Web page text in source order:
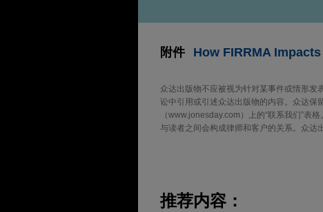
附件 How FIRRMA
众达出版物不应被视为针对某事件或情形发
讼中引用或引述众达出版物的内容。众达保
（www.jonesday.com）上的“联系我们”表
与读者之间会构成律师和客户的关系。众达
推荐内容：